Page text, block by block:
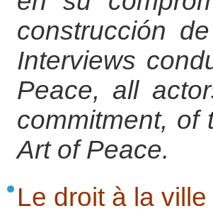
construcción
Interviews
Peace, all
commitment, of
Art of Peace.
Le droit à la ville